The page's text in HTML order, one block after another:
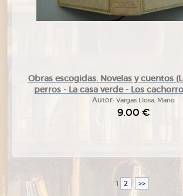
Obras escogidas. Novelas y cuentos
perros - La casa verde - Los
Autor: Vargas Llosa, Mario
9,00 €
1 2 >>